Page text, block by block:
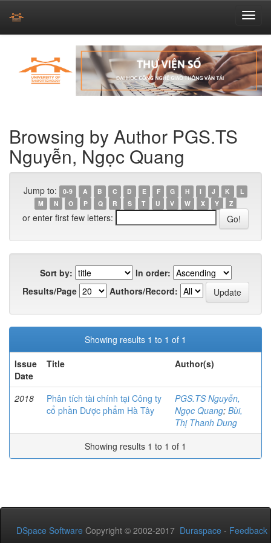
navigation
Browsing by Author PGS.TS
Nguyễn, Ngọc Quang
Jump to: 0-9 A B C D E F G H I J K
L
M
N O P Q R S T U V W X Y Z
or enter first few letters:
Sort by:
In order:
Results/Page
Authors/Record:
Showing results 1 to 1 of 1
Issue
Date
Title Author(s)
2018
Phân tích tài chính tại Công ty
cổ phần Dược phẩm Hà Tây
PGS.TS Nguyễn,
Ngọc Quang; Bùi,
Thị Thanh Dung
Showing results 1 to 1 of 1
DSpace Software Copyright © 2002-2017 Duraspace - Feedback